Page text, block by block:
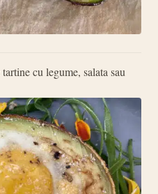
cu legume, salata sau